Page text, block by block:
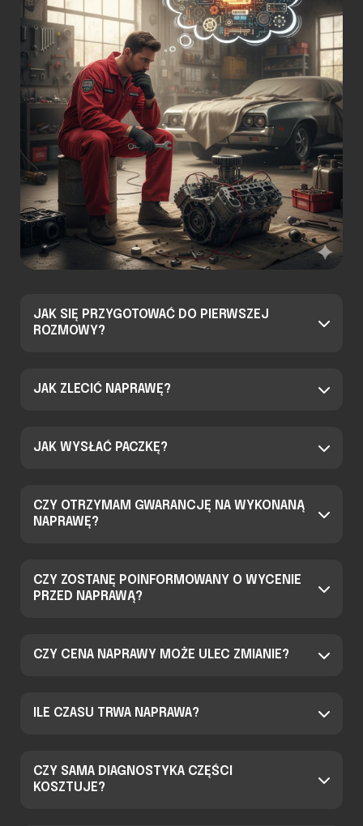
JAK SIĘ PRZYGOTOWAĆ DO PIERWSZEJ
ROZMOWY?
JAK ZLECIĆ NAPRAWĘ?
JAK WYSŁAĆ PACZKĘ?
CZY OTRZYMAM GWARANCJĘ NA WYKONANĄ
NAPRAWĘ?
CZY ZOSTANĘ POINFORMOWANY O WYCENIE
PRZED NAPRAWĄ?
CZY CENA NAPRAWY MOŻE ULEC ZMIANIE?
ILE CZASU TRWA NAPRAWA?
CZY SAMA DIAGNOSTYKA CZĘŚCI
KOSZTUJE?